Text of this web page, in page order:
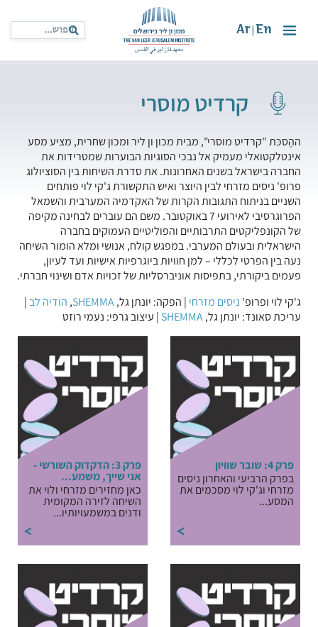
En
Ar
קרדיט מוסרי
ההֶסכּת "קרדיט מוסרי", מבית מכון ון ליר ומכון שחרית, מציע מסע
אינטלקטואלי מעמיק אל נבכי הסוגיות הבוערות שמטרידות את
החברה בישראל בשנים האחרונות. את סדרת השיחות בין הסוציולוג
פרופ' ניסים מזרחי לבין היוצר ואיש התקשורת ג'קי לוי פותחים
השניים בניתוח התגובות הקרות של האקדמיה המערבית והשמאל
הפרוגרסיבי לאירועי 7 באוקטובר. משם הם עוברים לבחינה מקיפה
של הקונפליקטים התרבותיים והפוליטיים העמוקים בחברה
הישראלית ובעולם המערבי. במפגש קולח, אנושי ומלא הומור השיחה
נעה בין הפרטי לכללי – למן חוויות ביוגרפיות אישיות ועד לעיון,
פעמים ביקורתי, בתפיסות אוניברסליות של זכויות אדם ושינוי חברתי.
ג'קי לוי ופרופ' ניסים מזרחי | הפקה: יונתן גל,SHEMMA
, הודיה לב|
עריכת סאונד: יונתן גל,SHEMMA | עיצוב גרפי: נעמי רוזט
פרק 4: שובר שוויון
בפרק הרביעי והאחרון ניסים
מזרחי וג'קי לוי מסכמים את
המסע...
פרק 3: הדקדוק השורשי -
אני שייך, משמע...
כאן מחזירים מזרחי ולוי את
השיחה לזירה המקומית
ודנים במשמעויותיו...